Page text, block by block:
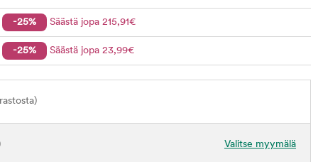
-25% Säästä jopa 215,91€
-25% Säästä jopa 23,99€
Valitse myymälä